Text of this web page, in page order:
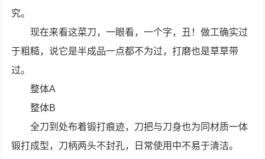
究。
现在来看这菜刀，一眼看，一个字，丑！做工确实过
于粗糙，说它是半成品一点都不为过，打磨也是草草带
过。
整体A
整体B
全刀到处布着锻打痕迹，刀把与刀身也为同材质一体
锻打成型，刀柄两头不封孔，日常使用中不易于清洁。